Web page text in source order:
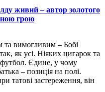
живий – автор золотого
грою
вимогливим – Бобі
як усі. Ніяких цигарок та
Єдине, у чому
– позиція на полі.
татові застереження, він